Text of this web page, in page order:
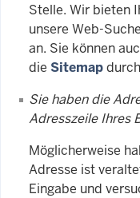
Stelle. Wir bieten
unsere Web-
an. Sie können
die Sitemap
Sie haben die
Adresszeile Ihres
Möglicherweise
Adresse ist
Eingabe und